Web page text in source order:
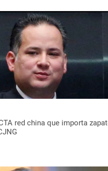
red china que importa